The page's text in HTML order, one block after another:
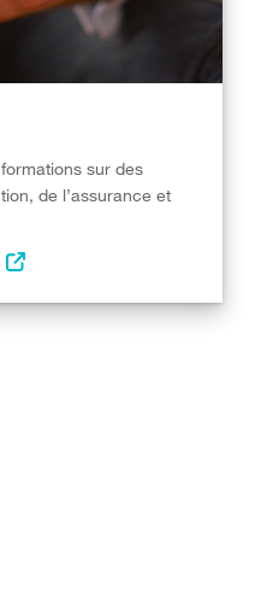
sur des
de l’assurance et